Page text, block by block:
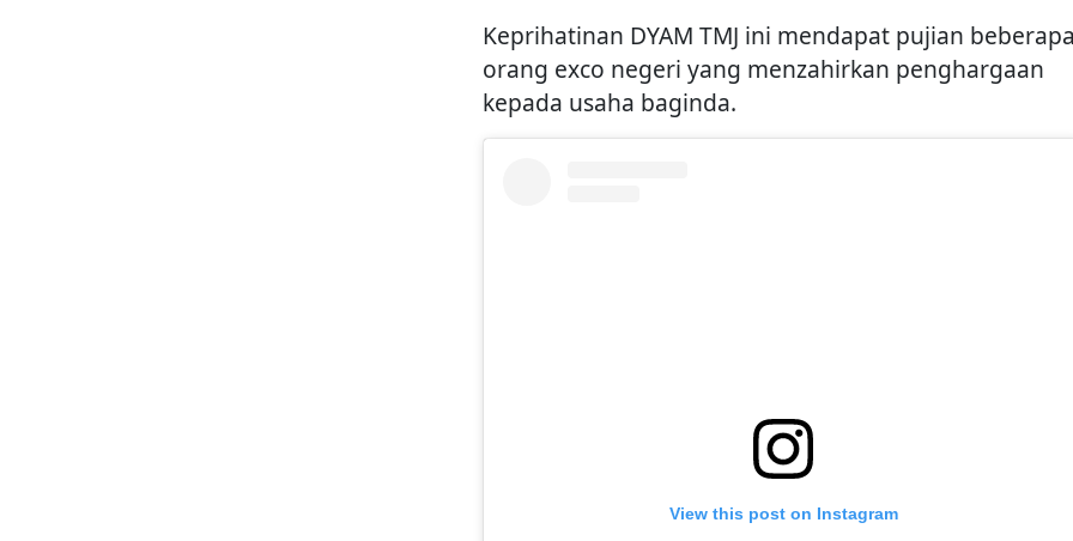
Keprihatinan DYAM TMJ ini mendapat pujian
orang exco negeri yang menzahirkan penghargaan
kepada usaha baginda.
View this post on Instagram